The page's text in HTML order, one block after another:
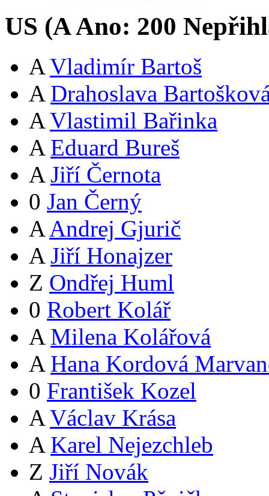
US (AAno: 200
A Vladimír Bartoš
A Drahoslava
A Vlastimil Bařinka
A Eduard Bureš
A Jiří Černota
0 Jan Černý
A Andrej Gjurič
A Jiří Honajzer
Z Ondřej Huml
0 Robert Kolář
A Milena Kolářová
A Hana Kordová
0 František Kozel
A Václav Krása
A Karel Nejezchleb
Z Jiří Novák